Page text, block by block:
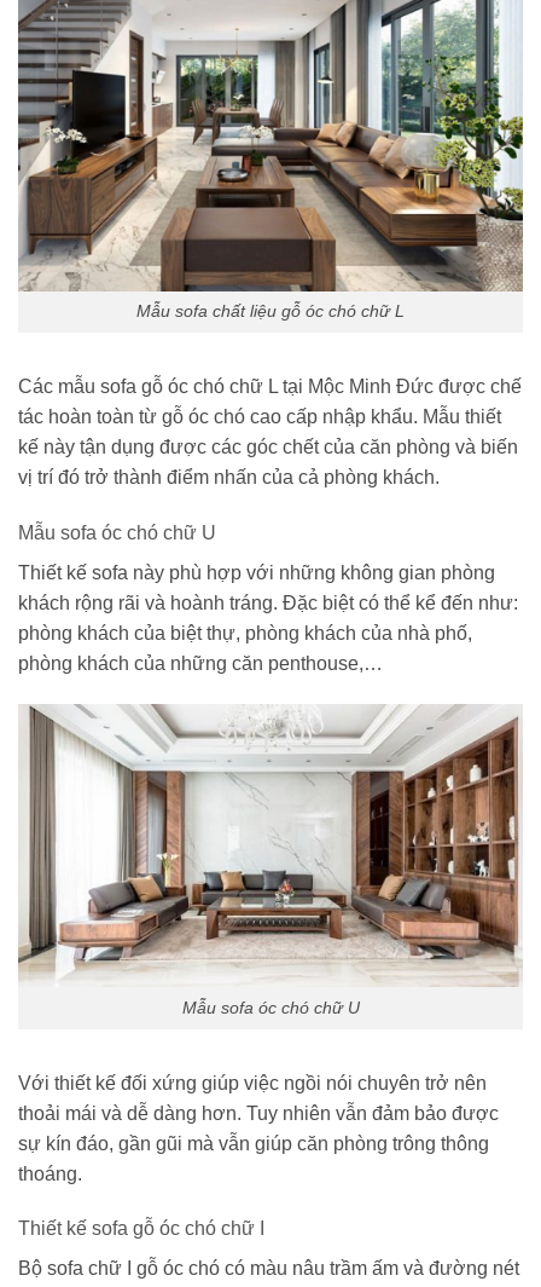
Mẫu sofa chất liệu gỗ óc chó chữ L
Các mẫu sofa gỗ óc chó chữ L tại Mộc Minh Đức được chế
tác hoàn toàn từ gỗ óc chó cao cấp nhập khẩu. Mẫu thiết
kế này tận dụng được các góc chết của căn phòng và biến
vị trí đó trở thành điểm nhấn của cả phòng khách.
Mẫu sofa óc chó chữ U
Thiết kế sofa này phù hợp với những không gian phòng
khách rộng rãi và hoành tráng. Đặc biệt có thể kể đến như:
phòng khách của biệt thự, phòng khách của nhà phố,
phòng khách của những căn penthouse,…
Mẫu sofa óc chó chữ U
Với thiết kế đối xứng giúp việc ngồi nói chuyên trở nên
thoải mái và dễ dàng hơn. Tuy nhiên vẫn đảm bảo được
sự kín đáo, gần gũi mà vẫn giúp căn phòng trông thông
thoáng.
Thiết kế sofa gỗ óc chó chữ I
Bộ sofa chữ I gỗ óc chó có màu nâu trầm ấm và đường nét